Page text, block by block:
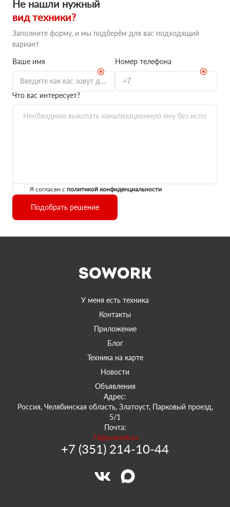
Не нашли нужный
вид техники?
Заполните форму, и мы подберём для вас подходящий
вариант
Ваше имя
Номер телефона
Что вас интересует?
Я согласен с политикой конфиденциальности
Подобрать решение
У меня есть техника
Контакты
Приложение
Блог
Техника на карте
Новости
Объявления
Адрес:
Россия, Челябинская область, Златоуст, Парковый проезд,
5/1
Почта:
74@sowork.ru
+7 (351) 214-10-44